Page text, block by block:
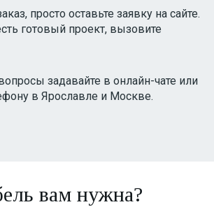
просто оставьте заявку на сайте.
готовый проект, вызовите
задавайте в онлайн-чате или
в Ярославле и Москве.
вам нужна?